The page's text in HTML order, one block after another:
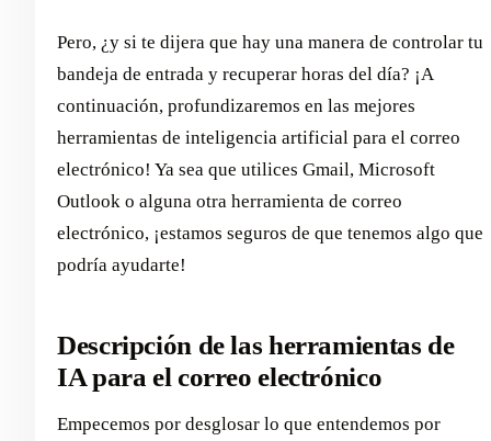
Pero, ¿y si te dijera que hay una manera de controlar tu
bandeja de entrada y recuperar horas del día? ¡A
continuación, profundizaremos en las mejores
herramientas de inteligencia artificial para el correo
electrónico! Ya sea que utilices Gmail, Microsoft
Outlook o alguna otra herramienta de correo
electrónico, ¡estamos seguros de que tenemos algo que
podría ayudarte!
Descripción de las herramientas de
IA para el correo electrónico
Empecemos por desglosar lo que entendemos por